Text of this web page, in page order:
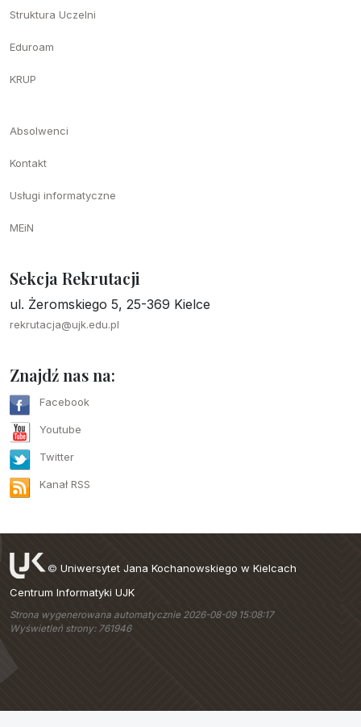
Struktura Uczelni
Eduroam
KRUP
Absolwenci
Kontakt
Usługi informatyczne
MEiN
Sekcja Rekrutacji
ul. Żeromskiego 5, 25-369 Kielce
rekrutacja@ujk.edu.pl
Znajdź nas na:
Facebook
Youtube
Twitter
Kanał RSS
© Uniwersytet Jana Kochanowskiego w Kielcach
Centrum Informatyki UJK
Strona wygenerowana automatycznie 2026-08-09 15:08:17
Wyświetleń strony: 761946